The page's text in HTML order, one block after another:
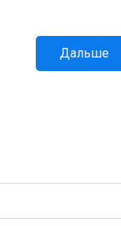
Дальше